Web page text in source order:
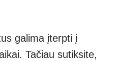
galima įterpti į
Tačiau sutiksite,